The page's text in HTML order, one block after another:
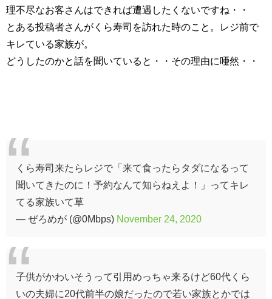
理不尽なお客さんはできれば遭遇したくないですね・・
とある投稿者さんがくら寿司を訪れた時のこと。レジ前で
キレている家族が。
どうしたのかと話を聞いていると・・その理由に唖然・・
くら寿司来たらレジで「来て食ったらタダになるって
聞いてきたのに！予約なんて知らねえよ！」ってキレ
てる家族いて草
— ぜろめが (@0Mbps) November 24, 2020
子供がかわいそうって引用めっちゃ来るけど60代くら
いの夫婦に20代前半の娘だったので若い家族とかでは